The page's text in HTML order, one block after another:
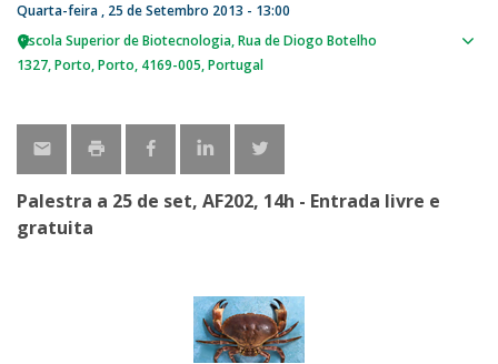
Quarta-feira , 25 de Setembro 2013 - 13:00
Escola Superior de Biotecnologia Rua de Diogo Botelho
1327 Porto Porto 4169-005 Portugal
Palestra a 25 de set, AF202, 14h - Entrada livre e
gratuita